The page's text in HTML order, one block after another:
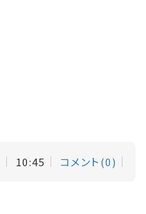
10:45 コメント(0)